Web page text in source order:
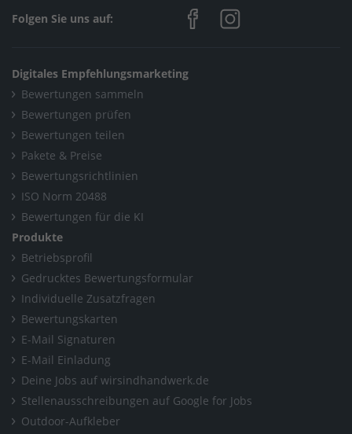
Folgen Sie uns auf:
Digitales Empfehlungsmarketing
Bewertungen sammeln
Bewertungen prüfen
Bewertungen teilen
Pakete & Preise
Bewertungsrichtlinien
ISO Norm 20488
Bewertungen für die KI
Produkte
Betriebsprofil
Gedrucktes Bewertungsformular
Individuelle Zusatzfragen
Bewertungskarten
E-Mail Signaturen
E-Mail Einladung
Deine Jobs auf wirsindhandwerk.de
Stellenausschreibungen auf Google for Jobs
Outdoor-Aufkleber